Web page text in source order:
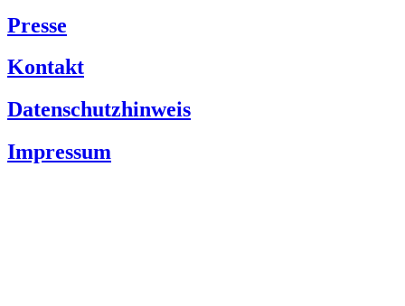
Presse
Kontakt
Datenschutzhinweis
Impressum